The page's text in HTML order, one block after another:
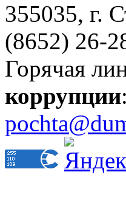
355035, г.
(8652) 26-
Горячая
коррупции: